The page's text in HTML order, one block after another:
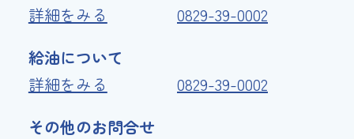
詳細をみる
0829-39-0002
給油について
詳細をみる
0829-39-0002
その他のお問合せ